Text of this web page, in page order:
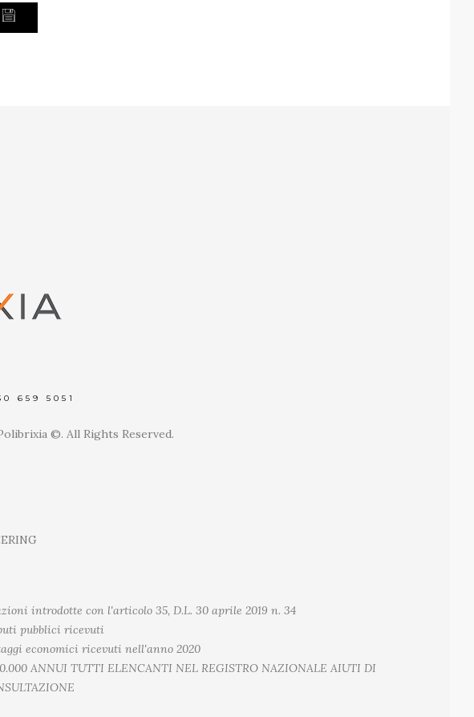
659 5051
©. All Rights Reserved.
introdotte con l'articolo 35, D.L. 30 aprile 2019 n. 34
pubblici ricevuti
economici ricevuti nell'anno 2020
ANNUI TUTTI ELENCANTI NEL REGISTRO NAZIONALE AIUTI DI